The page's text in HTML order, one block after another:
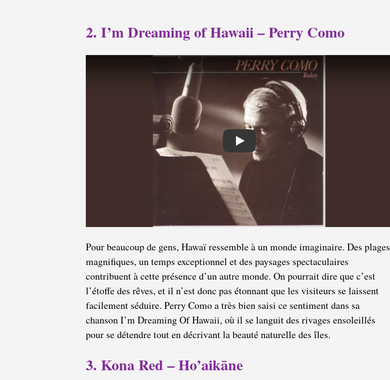
2. I’m Dreaming of Hawaii – Perry Como
Play
Pour beaucoup de gens, Hawaï ressemble à un monde imaginaire. Des plages
magnifiques, un temps exceptionnel et des paysages spectaculaires
contribuent à cette présence d’un autre monde. On pourrait dire que c’est
l’étoffe des rêves, et il n’est donc pas étonnant que les visiteurs se laissent
facilement séduire. Perry Como a très bien saisi ce sentiment dans sa
chanson I’m Dreaming Of Hawaii, où il se languit des rivages ensoleillés
pour se détendre tout en décrivant la beauté naturelle des îles.
3. Kona Red – Ho’aikāne